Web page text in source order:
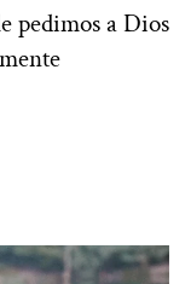
pedimos a Dios